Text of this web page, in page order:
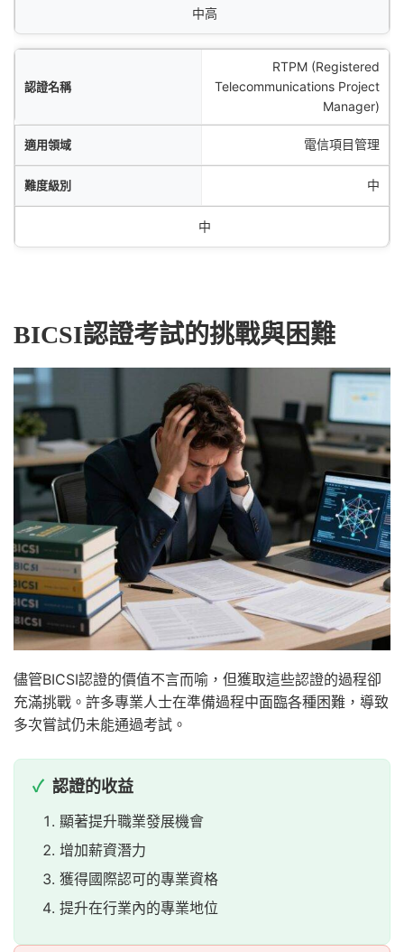
中高
RTPM (Registered
Telecommunications Project
Manager)
電信項目管理
中
中
BICSI認證考試的挑戰與困難
儘管BICSI認證的價值不言而喻，但獲取這些認證的過程卻
充滿挑戰。許多專業人士在準備過程中面臨各種困難，導致
多次嘗試仍未能通過考試。
認證的收益
顯著提升職業發展機會
增加薪資潛力
獲得國際認可的專業資格
提升在行業內的專業地位